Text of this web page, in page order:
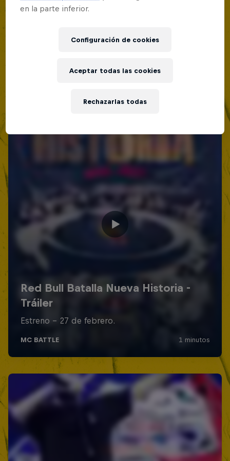
en la parte inferior.
Configuración de cookies
Rechazarlas todas
Aceptar todas las cookies